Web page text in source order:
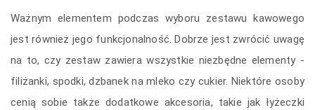
Ważnym elementem podczas wyboru zestawu kawowego
jest również jego funkcjonalność. Dobrze jest zwrócić uwagę
na to, czy zestaw zawiera wszystkie niezbędne elementy -
filiżanki, spodki, dzbanek na mleko czy cukier. Niektóre osoby
cenią sobie także dodatkowe akcesoria, takie jak łyżeczki